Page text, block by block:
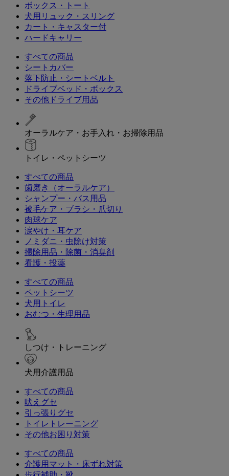
ボックス・トート
犬用リュック・スリング
カート・キャスター付
ハードキャリー
すべての商品
シートカバー
落下防止・シートベルト
ドライブベッド・ボックス
その他ドライブ用品
オーラルケア・お手入れ・お掃除用品
トイレ・ペットシーツ
すべての商品
歯磨き（オーラルケア）
シャンプー・バス用品
被毛ケア・ブラシ・爪切り
肉球ケア
涙やけ・耳ケア
ノミダニ・虫除け対策
掃除用品・除菌・消臭剤
看護・投薬
すべての商品
ペットシーツ
犬用トイレ
おむつ・生理用品
しつけ・トレーニング
犬用介護用品
すべての商品
吠えグセ
引っ張りグセ
トイレトレーニング
その他お困り対策
すべての商品
介護用マット・床ずれ対策